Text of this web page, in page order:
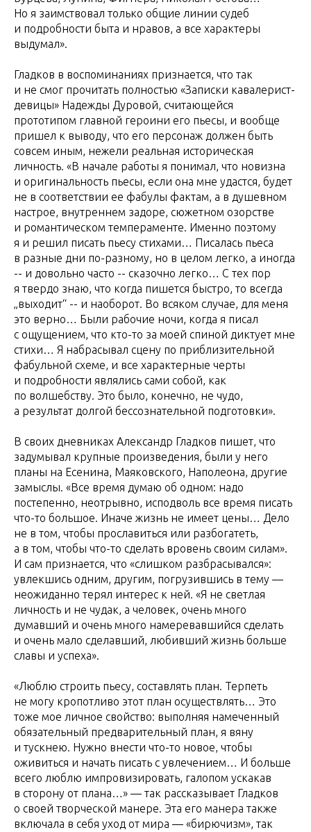
Но я заимствовал только общие линии судеб
и подробности быта и нравов, а все характеры
выдумал».
Гладков в воспоминаниях признается, что так
и не смог прочитать полностью «Записки кавалерист-
девицы» Надежды Дуровой, считающейся
прототипом главной героини его пьесы, и вообще
пришел к выводу, что его персонаж должен быть
совсем иным, нежели реальная историческая
личность. «В начале работы я понимал, что новизна
и оригинальность пьесы, если она мне удастся, будет
не в соответствии ее фабулы фактам, а в душевном
настрое, внутреннем задоре, сюжетном озорстве
и романтическом темпераменте. Именно поэтому
я и решил писать пьесу стихами… Писалась пьеса
в разные дни по-разному, но в целом легко, а иногда
-- и довольно часто -- сказочно легко… С тех пор
я твердо знаю, что когда пишется быстро, то всегда
„выходит“ -- и наоборот. Во всяком случае, для меня
это верно… Были рабочие ночи, когда я писал
с ощущением, что кто-то за моей спиной диктует мне
стихи… Я набрасывал сцену по приблизительной
фабульной схеме, и все характерные черты
и подробности являлись сами собой, как
по волшебству. Это было, конечно, не чудо,
а результат долгой бессознательной подготовки».
В своих дневниках Александр Гладков пишет, что
задумывал крупные произведения, были у него
планы на Есенина, Маяковского, Наполеона, другие
замыслы. «Все время думаю об одном: надо
постепенно, неотрывно, исподволь все время писать
что-то большое. Иначе жизнь не имеет цены… Дело
не в том, чтобы прославиться или разбогатеть,
а в том, чтобы что-то сделать вровень своим силам».
И сам признается, что «слишком разбрасывался»:
увлекшись одним, другим, погрузившись в тему —
неожиданно терял интерес к ней. «Я не светлая
личность и не чудак, а человек, очень много
думавший и очень много намеревавшийся сделать
и очень мало сделавший, любивший жизнь больше
славы и успеха».
«Люблю строить пьесу, составлять план. Терпеть
не могу кропотливо этот план осуществлять… Это
тоже мое личное свойство: выполняя намеченный
обязательный предварительный план, я вяну
и тускнею. Нужно внести что-то новое, чтобы
оживиться и начать писать с увлечением… И больше
всего люблю импровизировать, галопом ускакав
в сторону от плана…» — так рассказывает Гладков
о своей творческой манере. Эта его манера также
включала в себя уход от мира — «бирючизм», так